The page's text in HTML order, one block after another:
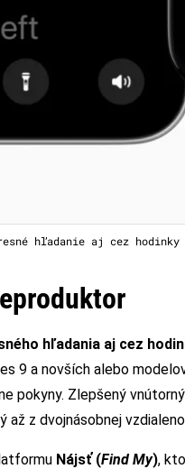
hľadanie aj cez hodinky
hľadania aj cez
9 a novších alebo
pokyny. Zlepšený
až z dvojnásobnej
Nájsť (Find My),